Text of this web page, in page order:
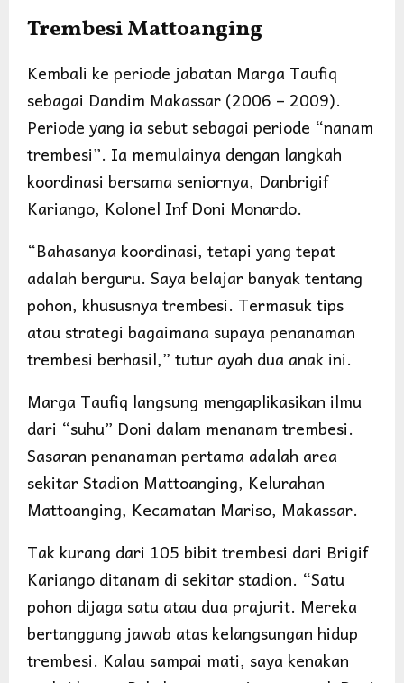
Trembesi Mattoanging
Kembali ke periode jabatan Marga Taufiq
sebagai Dandim Makassar (2006 – 2009).
Periode yang ia sebut sebagai periode “nanam
trembesi”. Ia memulainya dengan langkah
koordinasi bersama seniornya, Danbrigif
Kariango, Kolonel Inf Doni Monardo.
“Bahasanya koordinasi, tetapi yang tepat
adalah berguru. Saya belajar banyak tentang
pohon, khususnya trembesi. Termasuk tips
atau strategi bagaimana supaya penanaman
trembesi berhasil,” tutur ayah dua anak ini.
Marga Taufiq langsung mengaplikasikan ilmu
dari “suhu” Doni dalam menanam trembesi.
Sasaran penanaman pertama adalah area
sekitar Stadion Mattoanging, Kelurahan
Mattoanging, Kecamatan Mariso, Makassar.
Tak kurang dari 105 bibit trembesi dari Brigif
Kariango ditanam di sekitar stadion. “Satu
pohon dijaga satu atau dua prajurit. Mereka
bertanggung jawab atas kelangsungan hidup
trembesi. Kalau sampai mati, saya kenakan